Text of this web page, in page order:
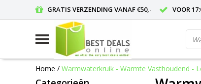
GRATIS VERZENDING VANAF €50,- VOOR
Home / Warmwaterkruik - Warmte Vasthoudend -